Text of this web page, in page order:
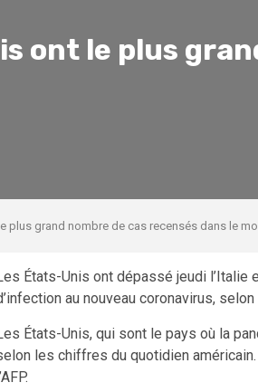
ont le plus
plus grand nombre de cas recensés dans le
États-Unis ont dépassé jeudi l’Italie
au nouveau coronavirus,
États-Unis, qui sont le pays où la
les chiffres du quotidien